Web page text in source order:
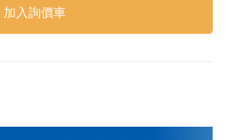
加入詢價車